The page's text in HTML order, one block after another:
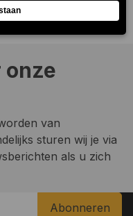
onze
van
sturen wij je via
als u zich
Abonneren